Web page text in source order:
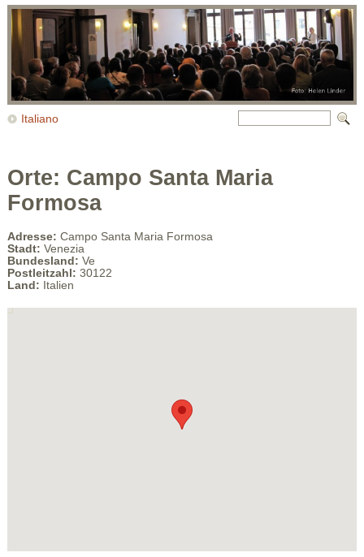
Italiano
Orte: Campo Santa Maria
Formosa
Adresse: Campo Santa Maria Formosa
Stadt: Venezia
Bundesland: Ve
Postleitzahl: 30122
Land: Italien